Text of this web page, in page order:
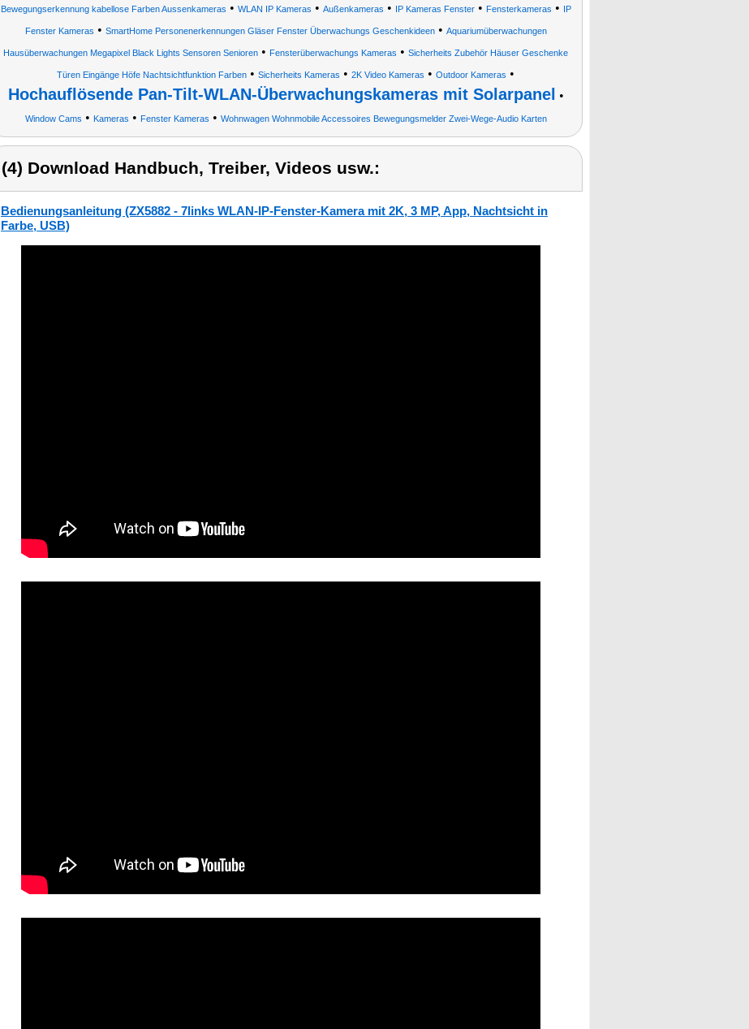
Bewegungserkennung kabellose Farben Aussenkameras • WLAN IP Kameras • Außenkameras • IP Kameras Fenster• Fensterkameras • IP
Fenster Kameras • SmartHome Personenerkennungen Gläser Fenster Überwachungs Geschenkideen• Aquariumüberwachungen
Hausüberwachungen Megapixel Black Lights Sensoren Senioren • Fensterüberwachungs Kameras • Sicherheits Zubehör Häuser Geschenke
Türen Eingänge Höfe Nachtsichtfunktion Farben • Sicherheits Kameras • 2K Video Kameras • Outdoor Kameras •
Hochauflösende Pan-Tilt-WLAN-Überwachungskameras mit Solarpanel •
Window Cams • Kameras • Fenster Kameras • Wohnwagen Wohnmobile Accessoires Bewegungsmelder Zwei-Wege-Audio Karten
(4) Download Handbuch, Treiber, Videos usw.:
Bedienungsanleitung (ZX5882 - 7links WLAN-IP-Fenster-Kamera mit 2K, 3 MP, App, Nachtsicht in
Farbe, USB)